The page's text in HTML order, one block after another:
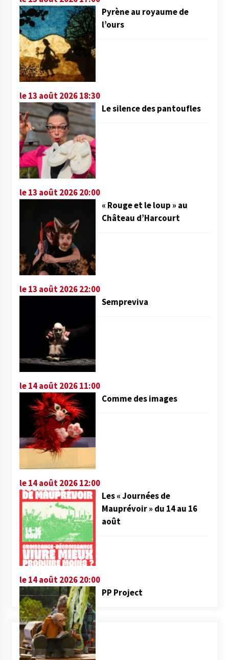
Pyrène au royaume de
l’ours
le 13 août 2026 18:30
Le silence des pantoufles
le 13 août 2026 20:00
« Rouge et le loup » au
Château d’Harcourt
le 13 août 2026 22:00
Sempreviva
le 14 août 2026 11:00
Comme des images
le 14 août 2026 12:00
Les « Journées de
Mauprévoir » du 14 au 16
août
le 14 août 2026 20:00
PP Project